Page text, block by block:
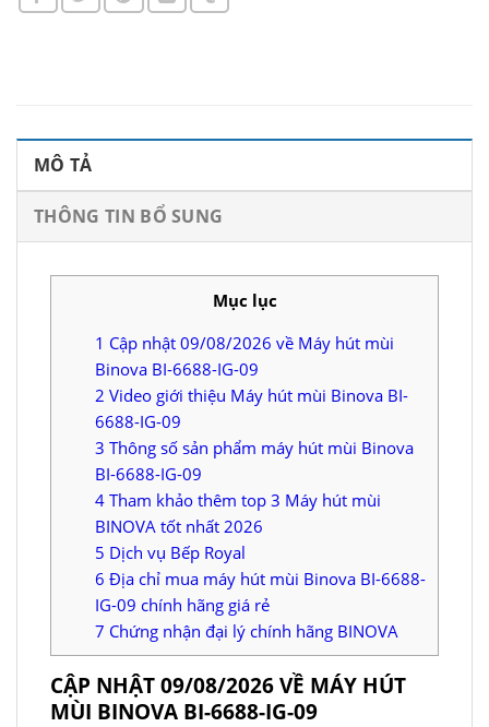
MÔ TẢ
THÔNG TIN BỔ SUNG
Mục lục
1 Cập nhật 09/08/2026 về Máy hút mùi
Binova BI-6688-IG-09
2 Video giới thiệu Máy hút mùi Binova BI-
6688-IG-09
3 Thông số sản phẩm máy hút mùi Binova
BI-6688-IG-09
4 Tham khảo thêm top 3 Máy hút mùi
BINOVA tốt nhất 2026
5 Dịch vụ Bếp Royal
6 Địa chỉ mua máy hút mùi Binova BI-6688-
IG-09 chính hãng giá rẻ
7 Chứng nhận đại lý chính hãng BINOVA
CẬP NHẬT 09/08/2026 VỀ MÁY HÚT
MÙI BINOVA BI-6688-IG-09